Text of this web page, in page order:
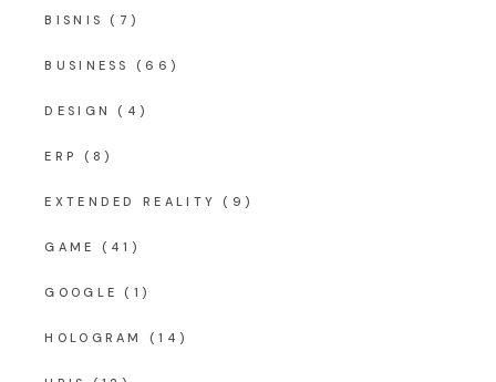
BISNIS (7)
BUSINESS (66)
DESIGN (4)
ERP (8)
EXTENDED REALITY (9)
GAME (41)
GOOGLE (1)
HOLOGRAM (14)